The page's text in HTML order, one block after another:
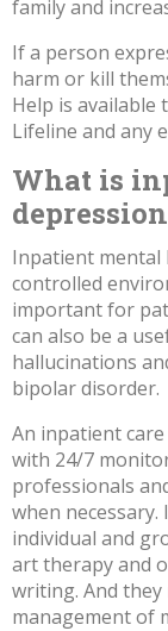
family and
If a person
harm or kill
Help is available
Lifeline and any
What is
Inpatient mental
controlled
important for
can also be a
hallucinations
bipolar disorder.
An inpatient
with 24/7
professionals
when
individual and
art therapyand
writing. And they
management of